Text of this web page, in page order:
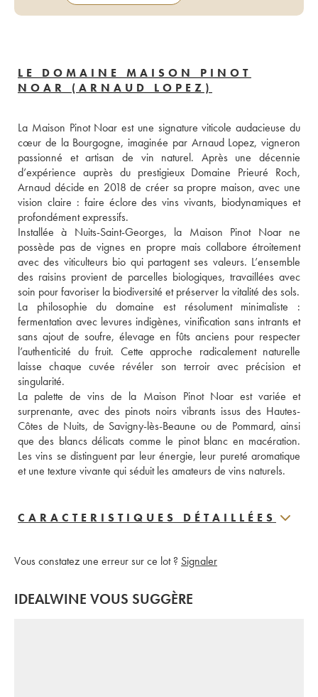
LE DOMAINE MAISON PINOT
NOAR (ARNAUD LOPEZ)
La Maison Pinot Noar est une signature viticole audacieuse du
cœur de la Bourgogne, imaginée par Arnaud Lopez, vigneron
passionné et artisan de vin naturel. Après une décennie
d’expérience auprès du prestigieux Domaine Prieuré Roch,
Arnaud décide en 2018 de créer sa propre maison, avec une
vision claire : faire éclore des vins vivants, biodynamiques et
profondément expressifs.
Installée à Nuits-Saint-Georges, la Maison Pinot Noar ne
possède pas de vignes en propre mais collabore étroitement
avec des viticulteurs bio qui partagent ses valeurs. L’ensemble
des raisins provient de parcelles biologiques, travaillées avec
soin pour favoriser la biodiversité et préserver la vitalité des sols.
La philosophie du domaine est résolument minimaliste :
fermentation avec levures indigènes, vinification sans intrants et
sans ajout de soufre, élevage en fûts anciens pour respecter
l’authenticité du fruit. Cette approche radicalement naturelle
laisse chaque cuvée révéler son terroir avec précision et
singularité.
La palette de vins de la Maison Pinot Noar est variée et
surprenante, avec des pinots noirs vibrants issus des Hautes-
Côtes de Nuits, de Savigny-lès-Beaune ou de Pommard, ainsi
que des blancs délicats comme le pinot blanc en macération.
Les vins se distinguent par leur énergie, leur pureté aromatique
et une texture vivante qui séduit les amateurs de vins naturels.
CARACTERISTIQUES DÉTAILLÉES
Vous constatez une erreur sur ce lot ? Signaler
IDEALWINE VOUS SUGGÈRE